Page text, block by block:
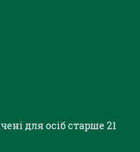
для осіб старше 21